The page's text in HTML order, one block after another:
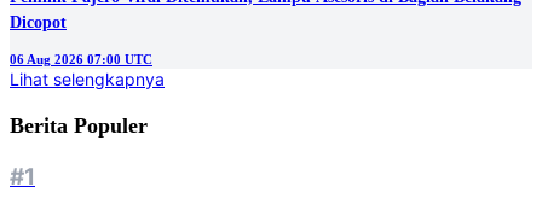
Dicopot
06 Aug 2026 07:00 UTC
Lihat selengkapnya
Berita Populer
#1